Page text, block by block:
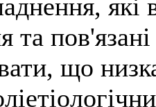
які
та
що